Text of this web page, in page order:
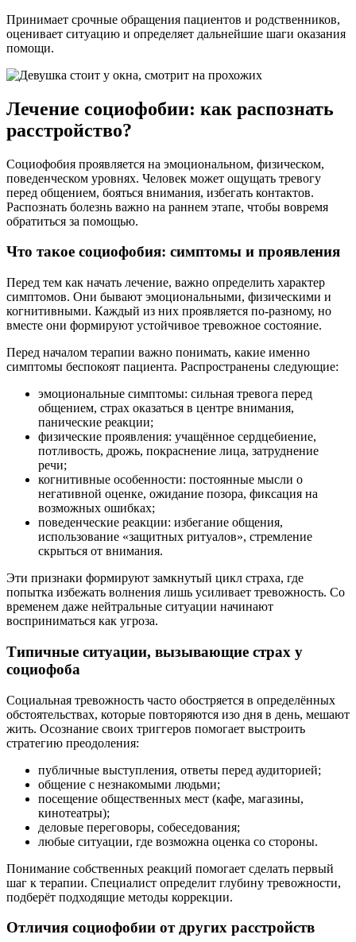
Принимает срочные обращения пациентов и родственников,
оценивает ситуацию и определяет дальнейшие шаги оказания
помощи.
Лечение социофобии: как распознать
расстройство?
Социофобия проявляется на эмоциональном, физическом,
поведенческом уровнях. Человек может ощущать тревогу
перед общением, бояться внимания, избегать контактов.
Распознать болезнь важно на раннем этапе, чтобы вовремя
обратиться за помощью.
Что такое социофобия: симптомы и проявления
Перед тем как начать лечение, важно определить характер
симптомов. Они бывают эмоциональными, физическими и
когнитивными. Каждый из них проявляется по-разному, но
вместе они формируют устойчивое тревожное состояние.
Перед началом терапии важно понимать, какие именно
симптомы беспокоят пациента. Распространены следующие:
эмоциональные симптомы: сильная тревога перед
общением, страх оказаться в центре внимания,
панические реакции;
физические проявления: учащённое сердцебиение,
потливость, дрожь, покраснение лица, затруднение
речи;
когнитивные особенности: постоянные мысли о
негативной оценке, ожидание позора, фиксация на
возможных ошибках;
поведенческие реакции: избегание общения,
использование «защитных ритуалов», стремление
скрыться от внимания.
Эти признаки формируют замкнутый цикл страха, где
попытка избежать волнения лишь усиливает тревожность. Со
временем даже нейтральные ситуации начинают
восприниматься как угроза.
Типичные ситуации, вызывающие страх у
социофоба
Социальная тревожность часто обостряется в определённых
обстоятельствах, которые повторяются изо дня в день, мешают
жить. Осознание своих триггеров помогает выстроить
стратегию преодоления:
публичные выступления, ответы перед аудиторией;
общение с незнакомыми людьми;
посещение общественных мест (кафе, магазины,
кинотеатры);
деловые переговоры, собеседования;
любые ситуации, где возможна оценка со стороны.
Понимание собственных реакций помогает сделать первый
шаг к терапии. Специалист определит глубину тревожности,
подберёт подходящие методы коррекции.
Отличия социофобии от других расстройств